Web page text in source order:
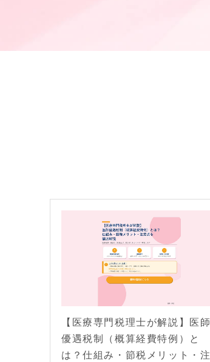
【医療専門税理士が解説】医師
優遇税制（概算経費特例）と
は？仕組み・節税メリット・注